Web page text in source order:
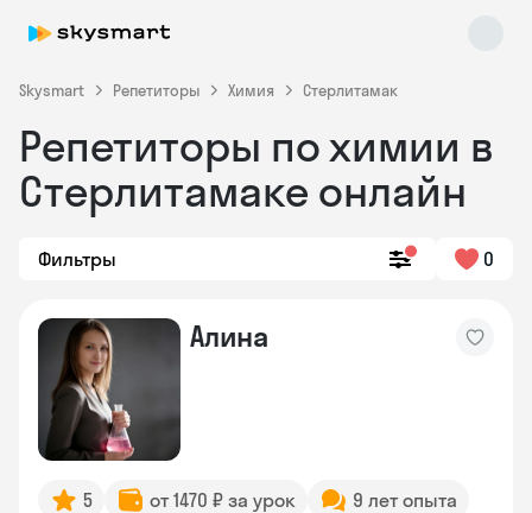
Skysmart Репетиторы Химия Стерлитамак
Репетиторы по химии в
Стерлитамаке онлайн
Фильтры 0
Алина
5 от 1470 ₽ за урок 9 лет опыта
online